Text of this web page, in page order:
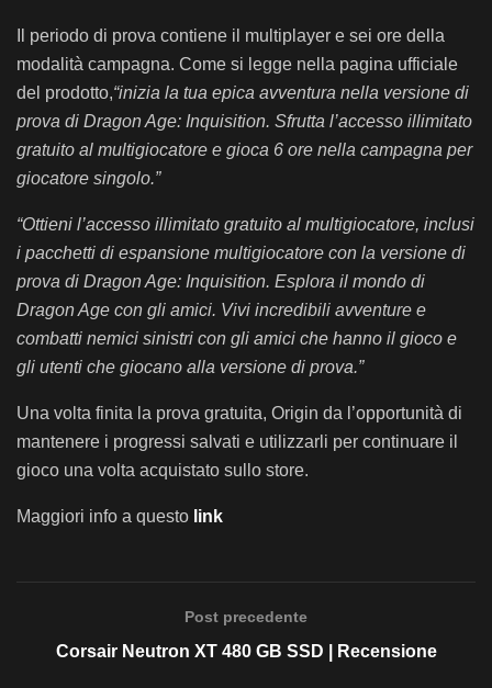
Il periodo di prova contiene il multiplayer e sei ore della
modalità campagna. Come si legge nella pagina ufficiale
del prodotto,“inizia la tua epica avventura nella versione di
prova di Dragon Age: Inquisition. Sfrutta l’accesso illimitato
gratuito al multigiocatore e gioca 6 ore nella campagna per
giocatore singolo.”
“Ottieni l’accesso illimitato gratuito al multigiocatore, inclusi
i pacchetti di espansione multigiocatore con la versione di
prova di Dragon Age: Inquisition. Esplora il mondo di
Dragon Age con gli amici. Vivi incredibili avventure e
combatti nemici sinistri con gli amici che hanno il gioco e
gli utenti che giocano alla versione di prova.”
Una volta finita la prova gratuita, Origin da l’opportunità di
mantenere i progressi salvati e utilizzarli per continuare il
gioco una volta acquistato sullo store.
Maggiori info a questo link
Post precedente
Corsair Neutron XT 480 GB SSD | Recensione